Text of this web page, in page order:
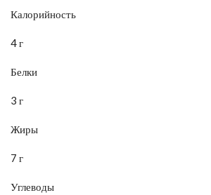
Калорийность
4 г
Белки
3 г
Жиры
7 г
Углеводы